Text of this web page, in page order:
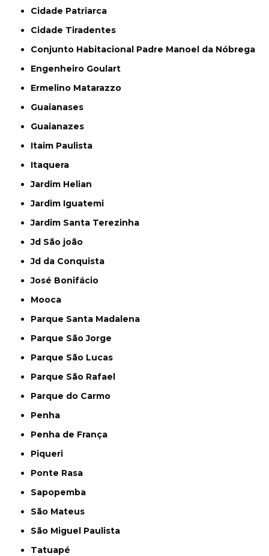
Cidade Patriarca
Cidade Tiradentes
Conjunto Habitacional Padre Manoel da Nóbrega
Engenheiro Goulart
Ermelino Matarazzo
Guaianases
Guaianazes
Itaim Paulista
Itaquera
Jardim Helian
Jardim Iguatemi
Jardim Santa Terezinha
Jd São joão
Jd da Conquista
José Bonifácio
Mooca
Parque Santa Madalena
Parque São Jorge
Parque São Lucas
Parque São Rafael
Parque do Carmo
Penha
Penha de França
Piqueri
Ponte Rasa
Sapopemba
São Mateus
São Miguel Paulista
Tatuapé